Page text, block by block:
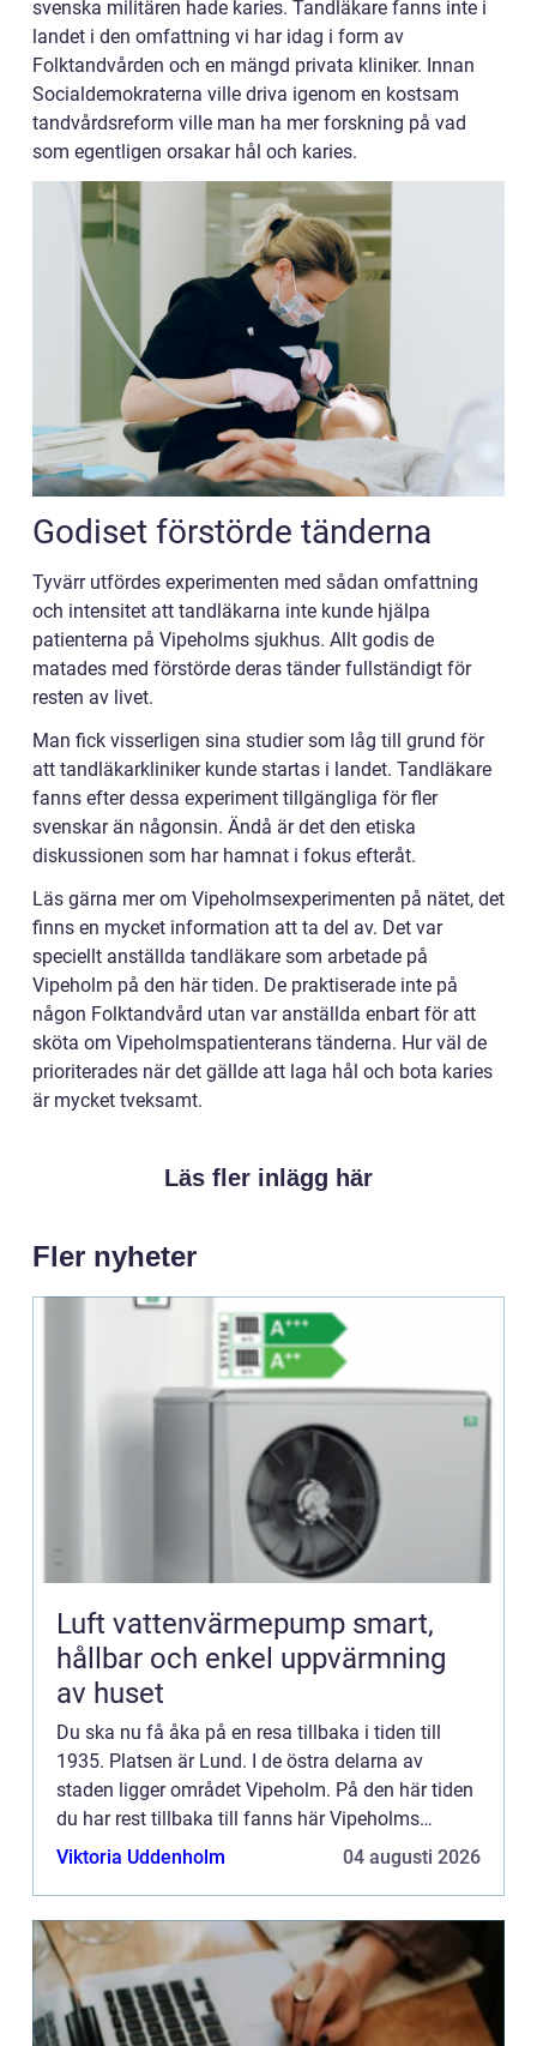
svenska militären hade karies. Tandläkare fanns inte i
landet i den omfattning vi har idag i form av
Folktandvården och en mängd privata kliniker. Innan
Socialdemokraterna ville driva igenom en kostsam
tandvårdsreform ville man ha mer forskning på vad
som egentligen orsakar hål och karies.
Godiset förstörde tänderna
Tyvärr utfördes experimenten med sådan omfattning
och intensitet att tandläkarna inte kunde hjälpa
patienterna på Vipeholms sjukhus. Allt godis de
matades med förstörde deras tänder fullständigt för
resten av livet.
Man fick visserligen sina studier som låg till grund för
att tandläkarkliniker kunde startas i landet. Tandläkare
fanns efter dessa experiment tillgängliga för fler
svenskar än någonsin. Ändå är det den etiska
diskussionen som har hamnat i fokus efteråt.
Läs gärna mer om Vipeholmsexperimenten på nätet, det
finns en mycket information att ta del av. Det var
speciellt anställda tandläkare som arbetade på
Vipeholm på den här tiden. De praktiserade inte på
någon Folktandvård utan var anställda enbart för att
sköta om Vipeholmspatienterans tänderna. Hur väl de
prioriterades när det gällde att laga hål och bota karies
är mycket tveksamt.
Läs fler inlägg här
Fler nyheter
Luft vattenvärmepump smart,
hållbar och enkel uppvärmning
av huset
Du ska nu få åka på en resa tillbaka i tiden till
1935. Platsen är Lund. I de östra delarna av
staden ligger området Vipeholm. På den här tiden
du har rest tillbaka till fanns här Vipeholms
sjukhus, som huserade människor med grova
Viktoria Uddenholm 04 augusti 2026